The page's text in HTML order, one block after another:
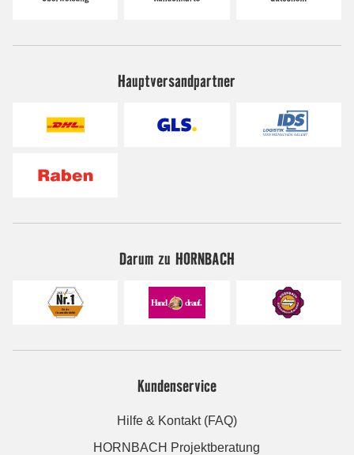
Hauptversandpartner
Darum zu HORNBACH
Kundenservice
Hilfe & Kontakt (FAQ)
HORNBACH Projektberatung